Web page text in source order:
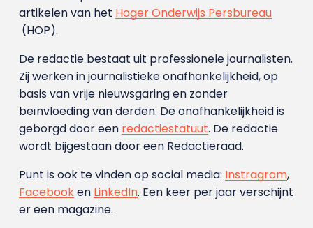
artikelen van het Hoger Onderwijs Persbureau
(HOP).
De redactie bestaat uit professionele journalisten.
Zij werken in journalistieke onafhankelijkheid, op
basis van vrije nieuwsgaring en zonder
beïnvloeding van derden. De onafhankelijkheid is
geborgd door een redactiestatuut. De redactie
wordt bijgestaan door een Redactieraad.
Punt is ook te vinden op social media: Instragram,
Facebooken LinkedIn. Een keer per jaar verschijnt
er een magazine.